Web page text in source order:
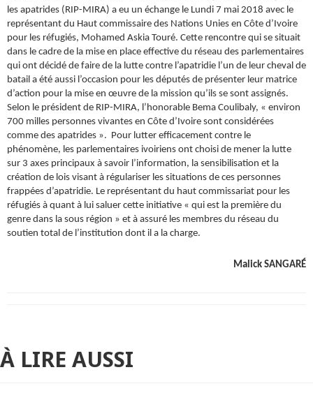
les apatrides (RIP-MIRA) a eu un échange le Lundi 7 mai 2018 avec le
représentant du Haut commissaire des Nations Unies en Côte d’Ivoire
pour les réfugiés, Mohamed Askia Touré. Cette rencontre qui se situait
dans le cadre de la mise en place effective du réseau des parlementaires
qui ont décidé de faire de la lutte contre l’apatridie l’un de leur cheval de
batail a été aussi l’occasion pour les députés de présenter leur matrice
d’action pour la mise en œuvre de la mission qu’ils se sont assignés.
Selon le président de RIP-MIRA, l’honorable Bema Coulibaly, « environ
700 milles personnes vivantes en Côte d’Ivoire sont considérées
comme des apatrides ». Pour lutter efficacement contre le
phénomène, les parlementaires ivoiriens ont choisi de mener la lutte
sur 3 axes principaux à savoir l’information, la sensibilisation et la
création de lois visant à régulariser les situations de ces personnes
frappées d’apatridie. Le représentant du haut commissariat pour les
réfugiés à quant à lui saluer cette initiative « qui est la première du
genre dans la sous région » et à assuré les membres du réseau du
soutien total de l’institution dont il a la charge.
Malick SANGARÉ
À LIRE AUSSI